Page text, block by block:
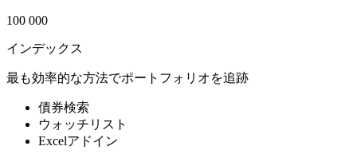
100 000
インデックス
最も効率的な方法でポートフォリオを追跡
債券検索
ウォッチリスト
Excelアドイン